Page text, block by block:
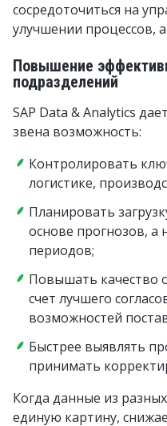
сосредоточиться на
улучшении процессов,
Повышение
подразделений
SAP Data & Analytics
звена возможность:
Контролировать
логистике,
Планировать
основе прогнозов,
периодов;
Повышать качество
счет лучшего
возможностей
Быстрее выявлять
принимать
Когда данные из
единую картину,